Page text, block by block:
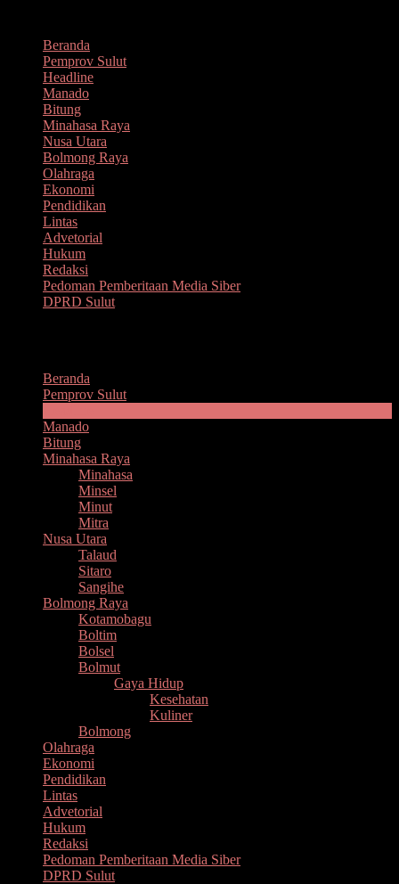
kontenBeranda
Pemprov Sulut
Headline
Manado
Bitung
Minahasa Raya
Nusa Utara
Bolmong Raya
Olahraga
Ekonomi
Pendidikan
Lintas
Advetorial
Hukum
Redaksi
Pedoman Pemberitaan Media Siber
DPRD Sulut
Beranda
Pemprov Sulut
Manado
Bitung
Minahasa Raya
Minahasa
Minsel
Minut
Mitra
Nusa Utara
Talaud
Sitaro
Sangihe
Bolmong Raya
Kotamobagu
Boltim
Bolsel
Bolmut
Gaya Hidup
Kesehatan
Kuliner
Bolmong
Olahraga
Ekonomi
Pendidikan
Lintas
Advetorial
Hukum
Redaksi
Pedoman Pemberitaan Media Siber
DPRD Sulut